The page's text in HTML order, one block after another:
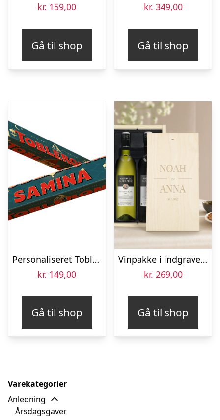
kr. 159,00
Gå til shop
kr. 349,00
Gå til shop
Personaliseret Toblerone chokoladebar – Eid
kr. 149,00
Gå til shop
Vinpakke i indgraveret æske – Maison de la Surprise – Merlot og Sauvignon Blanc
kr. 269,00
Gå til shop
Varekategorier
Anledning
Årsdagsgaver